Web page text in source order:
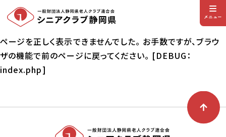
メニュー
ページを正しく表示できませんでした。 お手数ですが、ブラウ
ザの機能で前のページに戻ってください。 [DEBUG：
index.php]